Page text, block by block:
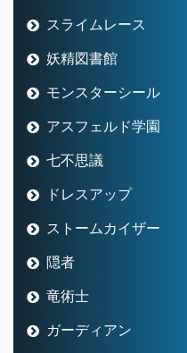
スライムレース
妖精図書館
モンスターシール
アスフェルド学園
七不思議
ドレスアップ
ストームカイザー
隠者
竜術士
ガーディアン